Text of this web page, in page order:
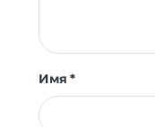
Имя*